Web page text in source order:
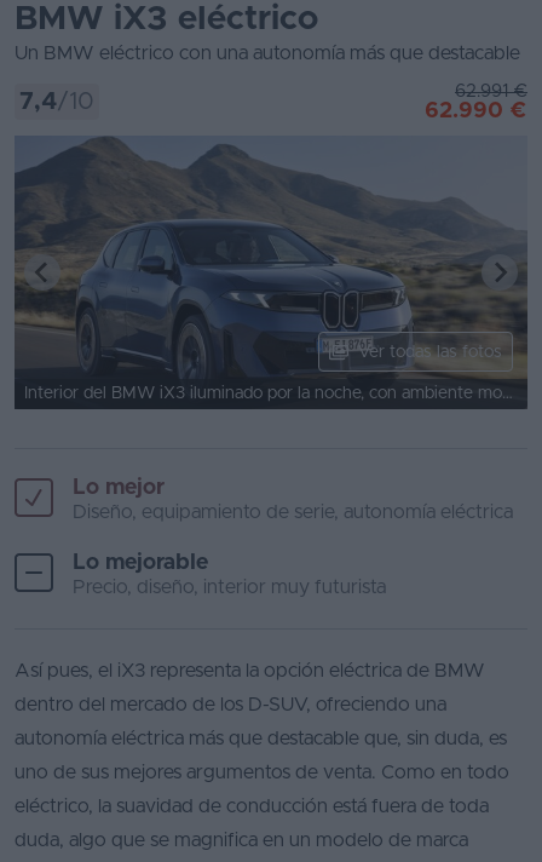
BMW iX3 eléctrico
Un BMW eléctrico con una autonomía más que destacable
7,4/10 62.991 €
62.990 €
Ver todas las fotos
Interior del BMW iX3 iluminado por la noche, con ambiente moderno.
Lo mejor
Diseño, equipamiento de serie, autonomía eléctrica
Lo mejorable
Precio, diseño, interior muy futurista
Así pues, el iX3 representa la opción eléctrica de BMW
dentro del mercado de los D-SUV, ofreciendo una
autonomía eléctrica más que destacable que, sin duda, es
uno de sus mejores argumentos de venta. Como en todo
eléctrico, la suavidad de conducción está fuera de toda
duda, algo que se magnifica en un modelo de marca